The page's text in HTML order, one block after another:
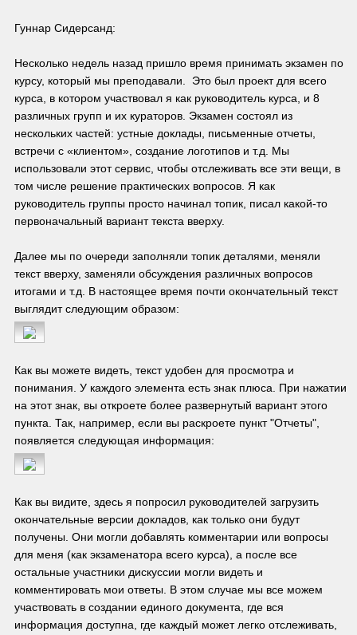
Гуннар Сидерсанд:
Несколько недель назад пришло время принимать экзамен по
курсу, который мы преподавали.  Это был проект для всего
курса, в котором участвовал я как руководитель курса, и 8
различных групп и их кураторов. Экзамен состоял из
нескольких частей: устные доклады, письменные отчеты,
встречи с «клиентом», создание логотипов и т.д. Мы
использовали этот сервис, чтобы отслеживать все эти вещи, в
том числе решение практических вопросов. Я как
руководитель группы просто начинал топик, писал какой-то
Далее мы по очереди заполняли топик деталями, меняли
текст вверху, заменяли обсуждения различных вопросов
итогами и т.д. В настоящее время почти окончательный текст
выглядит следующим образом:
Как вы можете видеть, текст удобен для просмотра и
понимания. У каждого элемента есть знак плюса. При нажатии
на этот знак, вы откроете более развернутый вариант этого
пункта. Так, например, если вы раскроете пункт "Отчеты",
появляется следующая информация:
Как вы видите, здесь я попросил руководителей загрузить
окончательные версии докладов, как только они будут
получены. Они могли добавлять комментарии или вопросы
для меня (как экзаменатора всего курса), а после все
остальные участники дискуссии могли видеть и
комментировать мои ответы. В этом случае мы все можем
участвовать в создании единого документа, где вся
информация доступна, где каждый может легко отслеживать,